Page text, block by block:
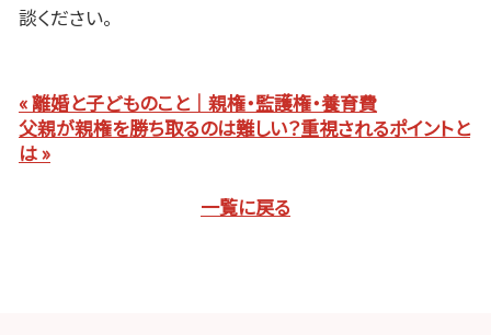
談ください。
« 離婚と子どものこと｜親権・監護権・養育費
父親が親権を勝ち取るのは難しい？重視されるポイントと
は »
一覧に戻る